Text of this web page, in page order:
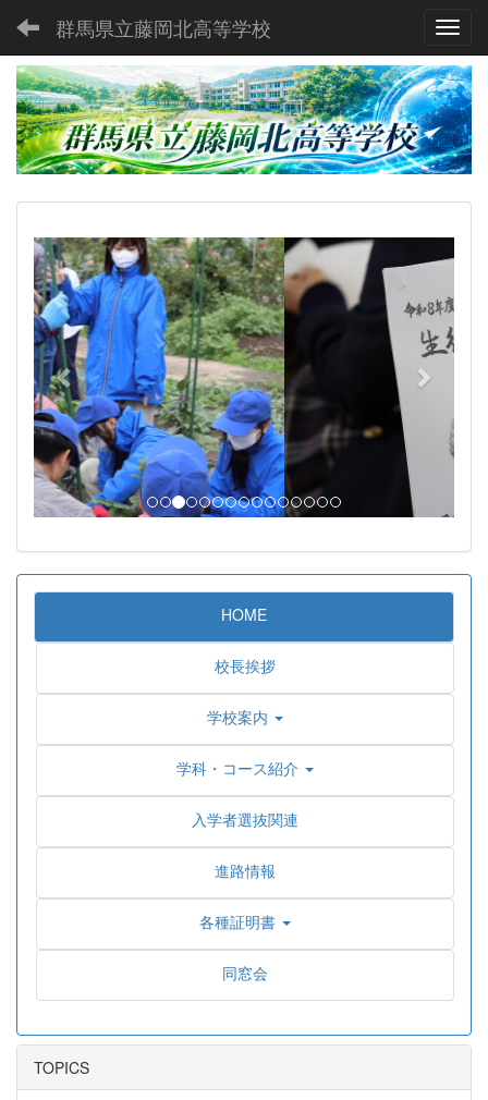
群馬県立藤岡北高等学校
p
r
e
v
i
o
u
s
n
e
x
t
HOME
校長挨拶
学校案内
学科・コース紹介
入学者選抜関連
進路情報
各種証明書
同窓会
TOPICS